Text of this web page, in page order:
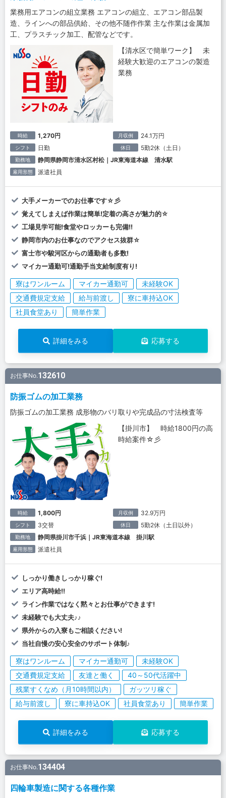
業務用エアコンの組立業務 エアコンの組立、エアコン部品製
造、ラインへの部品供給、その他不随作作業 主な作業は金属加
工、プラスチック加工、配管などです。
【清水区で簡単ワーク】 未
経験大歓迎のエアコンの製造
業務
時給 1,270円 月収例 24.1万円
シフト 日勤 休日 5勤2休（土日）
勤務地 静岡県静岡市清水区村松｜JR東海道本線 清水駅
雇用形態 派遣社員
大手メーカーでのお仕事です☆彡
覚えてしまえば作業は簡単!定着の高さが魅力的☆
工場見学可能!食堂やロッカーも完備!!
静岡市内のお仕事なのでアクセス抜群☆
富士市や駿河区からの通勤者も多数!
マイカー通勤可!通勤手当支給制度有り!
寮はワンルーム マイカー通勤可
未経験OK
交通費規定支給
給与前渡し
寮に車持込OK
社員食堂あり
簡単作業
詳細をみる 応募する
お仕事No.132610
防振ゴムの加工業務
防振ゴムの加工業務 成形物のバリ取りや完成品の寸法検査等
【掛川市】 時給1800円の高
時給案件☆彡
時給 1,800円 月収例 32.9万円
シフト 3交替 休日 5勤2休（土日以外）
勤務地 静岡県掛川市千浜｜JR東海道本線 掛川駅
雇用形態 派遣社員
しっかり働きしっかり稼ぐ!
エリア高時給!!
ライン作業ではなく黙々とお仕事ができます!
未経験でも大丈夫♪♪
県外からの入寮もご相談ください!
当社自慢の安心安全のサポート体制♪
寮はワンルーム マイカー通勤可
未経験OK
交通費規定支給
友達と働く
40～50代活躍中
残業すくなめ（月10時間以内）
ガッツリ稼ぐ
給与前渡し
寮に車持込OK 社員食堂あり 簡単作業
詳細をみる 応募する
お仕事No.134404
四輪車製造に関する各種作業